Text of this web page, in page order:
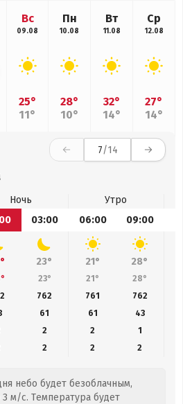
Вс
09.08
25°
11°
Пн
10.08
28°
10°
Вт
11.08
32°
14°
Ср
12.08
27°
14°
7/14
Ночь
Утро
03:00 06:00 09:00
23° 21° 28°
23° 21° 28°
762 761 762
61 61 43
2 2
1
2 2 2
небо будет безоблачным,
м/с. Температура будет